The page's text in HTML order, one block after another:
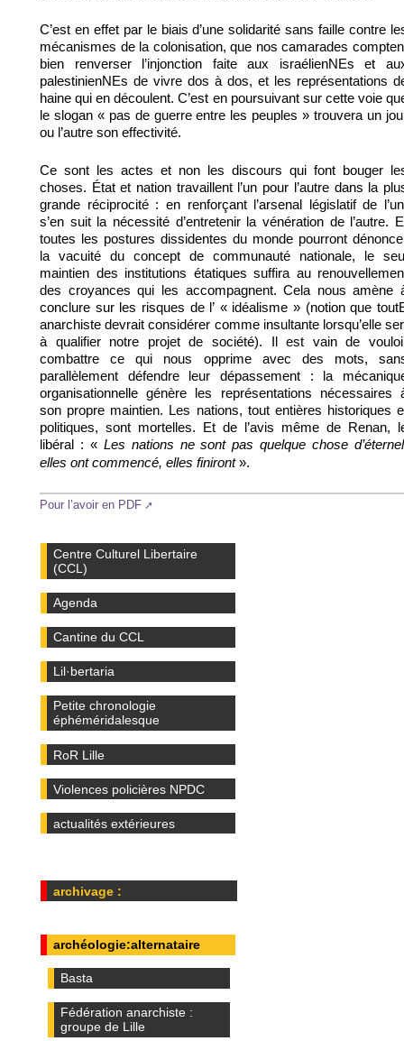
C’est en effet par le biais d’une solidarité sans faille contre
mécanismes de la colonisation, que nos camarades
bien renverser l’injonction faite aux israélienNEs et
palestinienNEs de vivre dos à dos, et les représentations
haine qui en découlent. C’est en poursuivant sur cette voie
le slogan « pas de guerre entre les peuples » trouvera un
ou l’autre son effectivité.
Ce sont les actes et non les discours qui font bouger
choses. État et nation travaillent l’un pour l’autre dans la
grande réciprocité : en renforçant l’arsenal législatif de
s’en suit la nécessité d’entretenir la vénération de l’autre.
toutes les postures dissidentes du monde pourront
la vacuité du concept de communauté nationale, le
maintien des institutions étatiques suffira au
des croyances qui les accompagnent. Cela nous amène
conclure sur les risques de l’ « idéalisme » (notion que
anarchiste devrait considérer comme insultante lorsqu’elle
à qualifier notre projet de société). Il est vain de
combattre ce qui nous opprime avec des mots,
parallèlement défendre leur dépassement : la
organisationnelle génère les représentations nécessaires
son propre maintien. Les nations, tout entières historiques
politiques, sont mortelles. Et de l’avis même de Renan,
libéral : « Les nations ne sont pas quelque chose
elles ont commencé, elles finiront».
Pour l’avoir en PDF
Centre Culturel Libertaire
(CCL)
Agenda
Cantine du CCL
Lil·bertaria
Petite chronologie
éphéméridalesque
RoR Lille
Violences policières NPDC
actualités extérieures
archivage :
archéologie:alternataire
Basta
Fédération anarchiste :
groupe de Lille